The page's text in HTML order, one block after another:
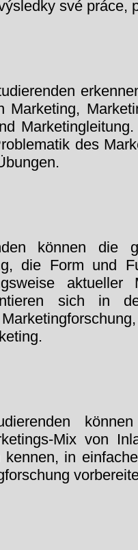
své práce,
Marketing,
des
können die
die Form und
aktueller
sich in
Mix von
kennen, in